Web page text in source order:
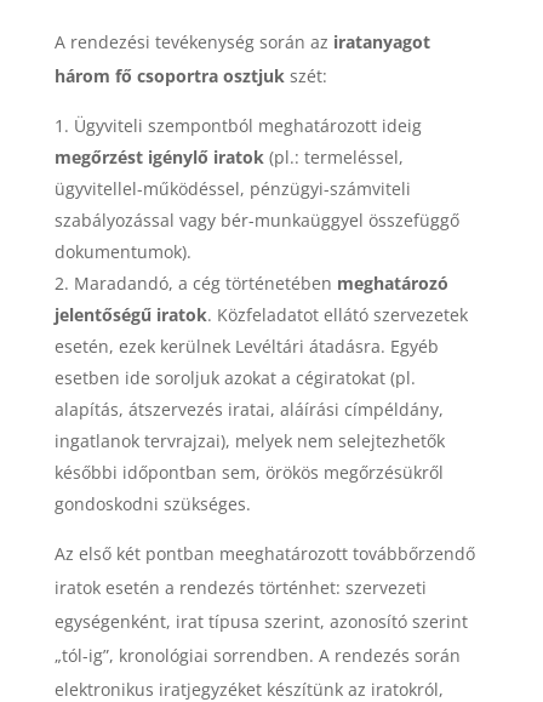
A rendezési tevékenység során az iratanyagot
három fő csoportra osztjukszét:
Ügyviteli szempontból meghatározott ideig
megőrzést igénylő iratok(pl.: termeléssel,
ügyvitellel-működéssel, pénzügyi-számviteli
szabályozással vagy bér-munkaüggyel összefüggő
dokumentumok).
Maradandó, a cég történetében meghatározó
jelentőségű iratok. Közfeladatot ellátó szervezetek
esetén, ezek kerülnek Levéltári átadásra. Egyéb
esetben ide soroljuk azokat a cégiratokat (pl.
alapítás, átszervezés iratai, aláírási címpéldány,
ingatlanok tervrajzai), melyek nem selejtezhetők
későbbi időpontban sem, örökös megőrzésükről
gondoskodni szükséges.
Az első két pontban meeghatározott továbbőrzendő
iratok esetén a rendezés történhet: szervezeti
egységenként, irat típusa szerint, azonosító szerint
„tól-ig”, kronológiai sorrendben. A rendezés során
elektronikus iratjegyzéket készítünk az iratokról,